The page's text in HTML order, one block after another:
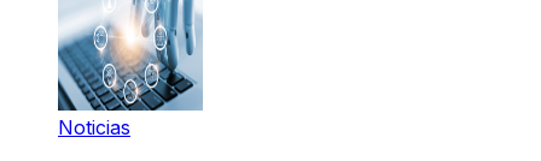
Noticias